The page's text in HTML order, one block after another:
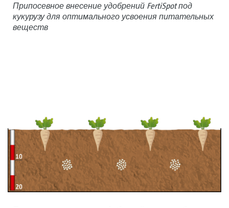
Припосевное внесение удобрений FertiSpot под
кукурузу для оптимального усвоения питательных
веществ